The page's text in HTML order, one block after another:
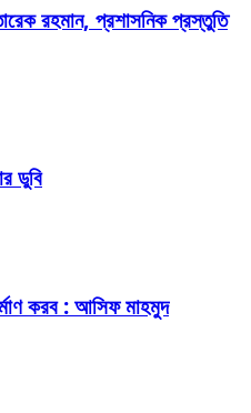
রহমান, প্রশাসনিক প্রস্তুতি
ডুবি
করব : আসিফ মাহমুদ